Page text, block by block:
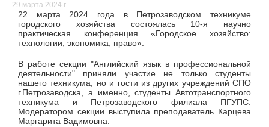
29 марта 2024 г.
22 марта 2024 года в Петрозаводском техникуме
городского хозяйства состоялась 10-я научно
практическая конференция «Городское хозяйство:
технологии, экономика, право».
В работе секции "Английский язык в профессиональной
деятельности" приняли участие не только студенты
нашего техникума, но и гости из других учреждений СПО
г.Петрозаводска, а именно, студенты Автотранспортного
техникума и Петрозаводского филиала ПГУПС.
Модератором секции выступила преподаватель Карцева
Маргарита Вадимовна.